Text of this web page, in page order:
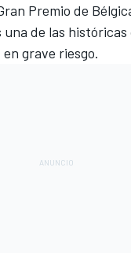
Premio de
una de las
grave riesgo.